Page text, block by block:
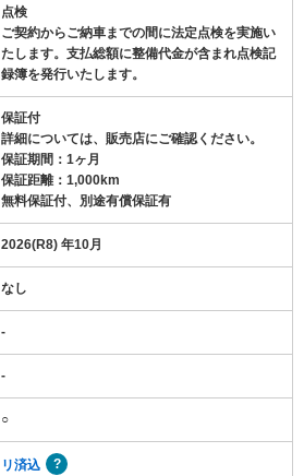
点検
ご契約からご納車までの間に法定点検を実施い
たします。支払総額に整備代金が含まれ点検記
録簿を発行いたします。
保証付
詳細については、販売店にご確認ください。
保証期間：1ヶ月
保証距離：1,000km
無料保証付、別途有償保証有
2026(R8) 年10月
なし
-
-
○
リ済込